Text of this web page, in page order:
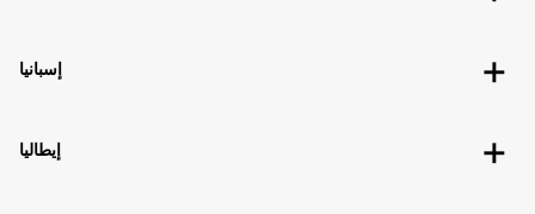
إسبانيا
إيطاليا